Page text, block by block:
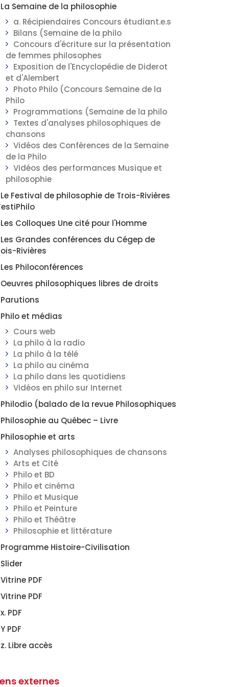
La Semaine de la philosophie
a. Récipiendaires Concours étudiant.e.s
Bilans (Semaine de la philo
Concours d'écriture sur la présentation
de femmes philosophes
Exposition de l'Encyclopédie de Diderot
et d'Alembert
Photo Philo (Concours Semaine de la
Philo
Programmations (Semaine de la philo
Textes d'analyses philosophiques de
chansons
Vidéos des Conférences de la Semaine
de la Philo
Vidéos des performances Musique et
philosophie
Le Festival de philosophie de Trois-Rivières
Les Colloques Une cité pour l'Homme
Les Grandes conférences du Cégep de
Rivières
Les Philoconférences
Oeuvres philosophiques libres de droits
Parutions
Philo et médias
Cours web
La philo à la radio
La philo à la télé
La philo au cinéma
La philo dans les quotidiens
Vidéos en philo sur Internet
Philodio (balado de la revue Philosophiques
Philosophie au Québec – Livre
Philosophie et arts
Analyses philosophiques de chansons
Arts et Cité
Philo et BD
Philo et cinéma
Philo et Musique
Philo et Peinture
Philo et Théâtre
Philosophie et littérature
Programme Histoire-Civilisation
Slider
Vitrine PDF
Vitrine PDF
x. PDF
Y PDF
z. Libre accès
externes